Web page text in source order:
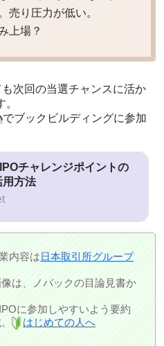
売り圧力が低い。
上場？
次回の当選チャンスに活か
でブックビルディングに参加
チャレンジポイントの
用方法
内容は日本取引所グループ
は、ノバックの目論見書か
に参加しやすいよう要約
はじめての人へ